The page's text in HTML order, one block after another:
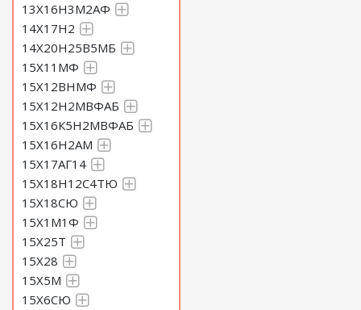
13Х16Н3М2АФ
14Х17Н2
14Х20Н25В5МБ
15Х11МФ
15Х12ВНМФ
15Х12Н2МВФАБ
15Х16К5Н2МВФАБ
15Х16Н2АМ
15Х17АГ14
15Х18Н12С4ТЮ
15Х18СЮ
15Х1М1Ф
15Х25Т
15Х28
15Х5М
15Х6СЮ